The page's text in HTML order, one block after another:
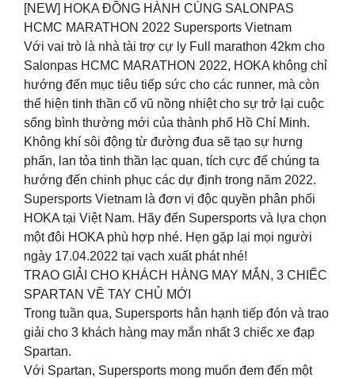
[NEW] HOKA ĐỒNG HÀNH CÙNG SALONPAS
HCMC MARATHON 2022 Supersports Vietnam
Với vai trò là nhà tài trợ cự ly Full marathon 42km cho
Salonpas HCMC MARATHON 2022, HOKA không chỉ
hướng đến mục tiêu tiếp sức cho các runner, mà còn
thể hiện tinh thần cổ vũ nồng nhiệt cho sự trở lại cuộc
sống bình thường mới của thành phố Hồ Chí Minh.
Không khí sôi động từ đường đua sẽ tạo sự hưng
phấn, lan tỏa tinh thần lạc quan, tích cực để chúng ta
hướng đến chinh phục các dự định trong năm 2022.
Supersports Vietnam là đơn vị độc quyền phân phối
HOKA tại Việt Nam. Hãy đến Supersports và lựa chọn
một đôi HOKA phù hợp nhé. Hẹn gặp lại mọi người
ngày 17.04.2022 tại vạch xuất phát nhé!
TRAO GIẢI CHO KHÁCH HÀNG MAY MẮN, 3 CHIẾC
SPARTAN VỀ TAY CHỦ MỚI ️
Trong tuần qua, Supersports hân hạnh tiếp đón và trao
giải cho 3 khách hàng may mắn nhất 3 chiếc xe đạp
Spartan.
Với Spartan, Supersports mong muốn đem đến một